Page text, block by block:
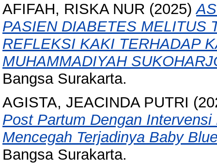
AFIFAH, RISKA NUR (2025)
PASIEN DIABETES MELITUS
REFLEKSI KAKI TERHADAP
MUHAMMADIYAH
Bangsa Surakarta.
AGISTA, JEACINDA PUTRI
Post Partum Dengan
Mencegah Terjadinya Baby
Bangsa Surakarta.